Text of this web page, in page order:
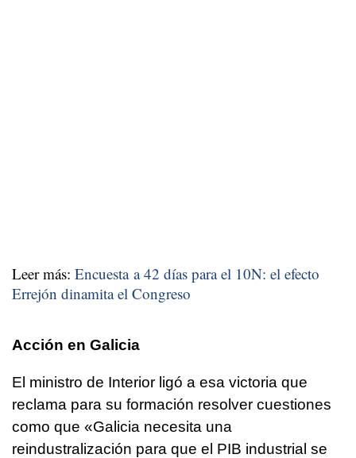
Leer más: Encuesta a 42 días para el 10N: el efecto
Errejón dinamita el Congreso
Acción en Galicia
El ministro de Interior ligó a esa victoria que
reclama para su formación resolver cuestiones
como que «Galicia necesita una
reindustralización para que el PIB industrial se